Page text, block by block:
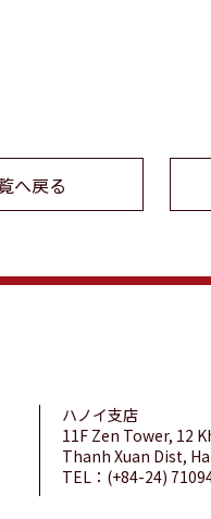
へ戻る
ハノイ支店
11F Zen Tower, 12
Thanh Xuan Dist,
TEL：(+84-24)